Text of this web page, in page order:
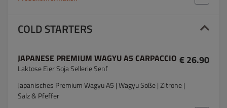
COLD STARTERS
JAPANESE PREMIUM WAGYU A5 CARPACCIO
Laktose Eier Soja Sellerie Senf
€ 26.90
Japanisches Premium Wagyu A5 | Wagyu Soße | Zitrone |
Salz & Pfeffer